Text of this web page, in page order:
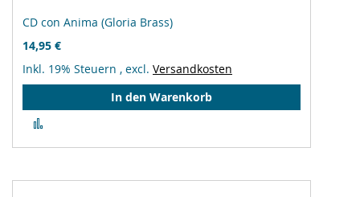
CD con Anima (Gloria Brass)
14,95 €
Inkl. 19% Steuern , excl. Versandkosten
In den Warenkorb
hinzufügen